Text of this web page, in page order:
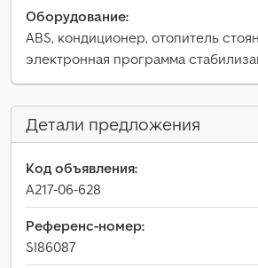
Оборудование:
ABS, кондиционер, отопитель
электронная программа
Детали предложения
Код объявления:
A217-06-628
Референс-номер:
SI86087